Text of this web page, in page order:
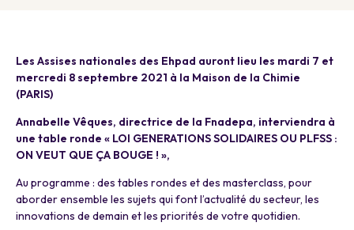
Les Assises nationales des Ehpad auront lieu les mardi 7 et
mercredi 8 septembre 2021 à la Maison de la Chimie
(PARIS)
Annabelle Vêques, directrice de la Fnadepa, interviendra à
une table ronde « LOI GENERATIONS SOLIDAIRES OU PLFSS :
ON VEUT QUE ÇA BOUGE ! »,
Au programme : des tables rondes et des masterclass, pour
aborder ensemble les sujets qui font l’actualité du secteur, les
innovations de demain et les priorités de votre quotidien.